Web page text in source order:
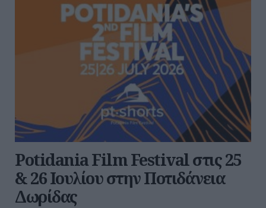
Potidania Film Festival στις 25
& 26 Ιουλίου στην Ποτιδάνεια
Δωρίδας